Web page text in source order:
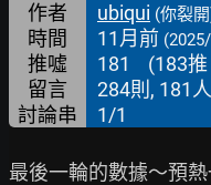
作者 ubiqui (你裂
時間 11月前
推噓 181 (183推
留言
284則, 181人
討論串 1/1
最後一輪的數據～預